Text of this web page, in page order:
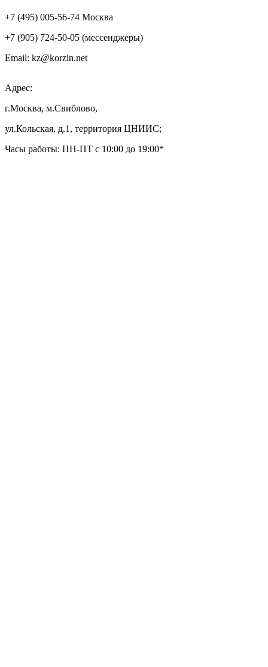
+7 (495) 005-56-74 Москва
+7 (905) 724-50-05 (мессенджеры)
Email: kz@korzin.net
Адрес:
г.Москва, м.Свиблово,
ул.Кольская, д.1, территория ЦНИИС;
Часы работы: ПН-ПТ с 10:00 до 19:00*